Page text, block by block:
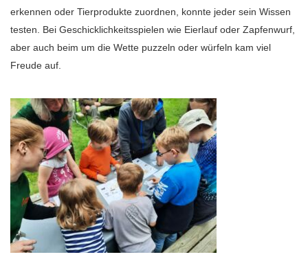
erkennen oder Tierprodukte zuordnen, konnte jeder sein Wissen
testen. Bei Geschicklichkeitsspielen wie Eierlauf oder Zapfenwurf,
aber auch beim um die Wette puzzeln oder würfeln kam viel
Freude auf.